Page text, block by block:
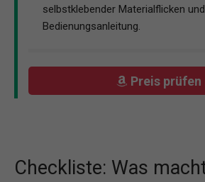
selbstklebender Materialflicken und
Bedienungsanleitung.
Preis prüfen
Checkliste: Was